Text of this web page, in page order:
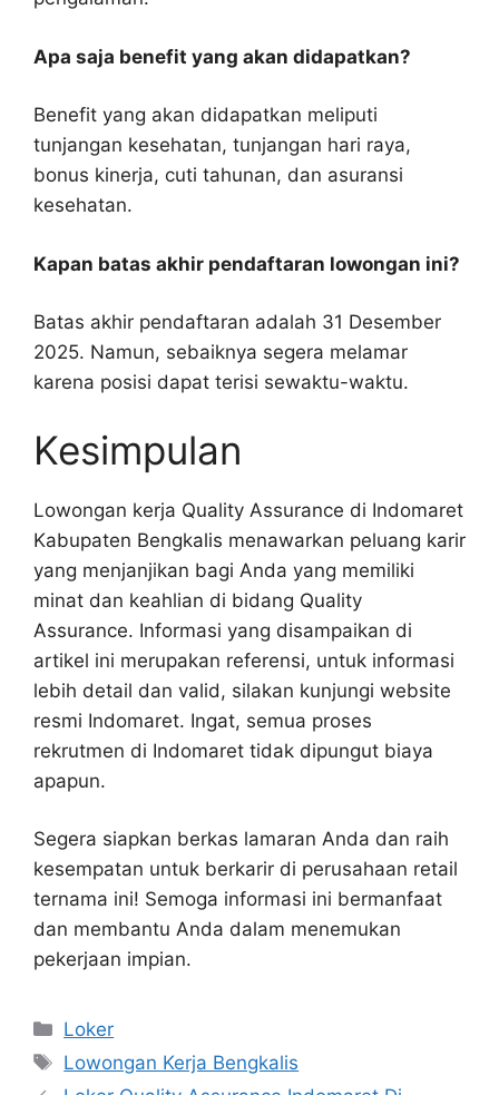
Apa saja benefit yang akan didapatkan?
Benefit yang akan didapatkan meliputi
tunjangan kesehatan, tunjangan hari raya,
bonus kinerja, cuti tahunan, dan asuransi
kesehatan.
Kapan batas akhir pendaftaran lowongan ini?
Batas akhir pendaftaran adalah 31 Desember
2025. Namun, sebaiknya segera melamar
karena posisi dapat terisi sewaktu-waktu.
Kesimpulan
Lowongan kerja Quality Assurance di Indomaret
Kabupaten Bengkalis menawarkan peluang karir
yang menjanjikan bagi Anda yang memiliki
minat dan keahlian di bidang Quality
Assurance. Informasi yang disampaikan di
artikel ini merupakan referensi, untuk informasi
lebih detail dan valid, silakan kunjungi website
resmi Indomaret. Ingat, semua proses
rekrutmen di Indomaret tidak dipungut biaya
apapun.
Segera siapkan berkas lamaran Anda dan raih
kesempatan untuk berkarir di perusahaan retail
ternama ini! Semoga informasi ini bermanfaat
dan membantu Anda dalam menemukan
pekerjaan impian.
Kategori
Loker
Tag
Lowongan Kerja Bengkalis